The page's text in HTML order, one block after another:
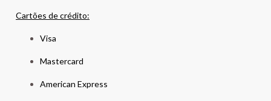
Cartões de crédito:
Visa
Mastercard
American Express